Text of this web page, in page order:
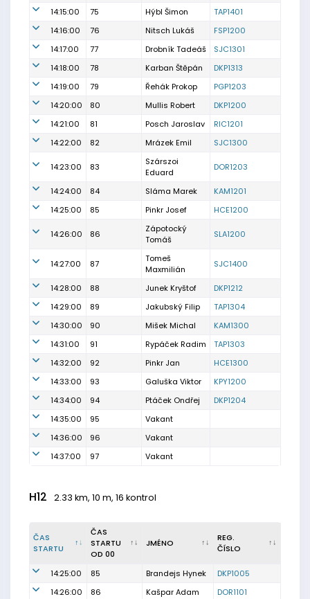
14:15:00
75 Hýbl Šimon
TAP1401
14:16:00
76 Nitsch Lukáš
FSP1200
14:17:00
77 Drobník Tadeáš
SJC1301
14:18:00
78 Karban Štěpán
DKP1313
14:19:00
79 Řehák Prokop
PGP1203
14:20:00
80 Mullis Robert
DKP1200
14:21:00
81 Posch Jaroslav
RIC1201
14:22:00
82 Mrázek Emil SJC1300
14:23:00 83
Szárszoi
Eduard
DOR1203
14:24:00 84 Sláma Marek
KAM1201
14:25:00
85 Pinkr Josef HCE1200
14:26:00 86
Zápotocký
Tomáš
SLA1200
14:27:00 87
Tomeš
Maxmilián
SJC1400
14:28:00 88 Junek Kryštof
DKP1212
14:29:00
89 Jakubský Filip
TAP1304
14:30:00
90 Mišek Michal
KAM1300
14:31:00
91 Rypáček Radim
TAP1303
14:32:00
92 Pinkr Jan
HCE1300
14:33:00
93 Galuška Viktor
KPY1200
14:34:00
94 Ptáček Ondřej
DKP1204
14:35:00
95
Vakant
14:36:00
96
Vakant
14:37:00
97 Vakant
H12 2.33 km, 10 m, 16 kontrol
ČAS
STARTU
ČAS
STARTU
OD 00
JMÉNO
REG.
ČÍSLO
14:25:00 85 Brandejs Hynek
DKP1005
14:26:00
86 Kašpar Adam
DOR1101